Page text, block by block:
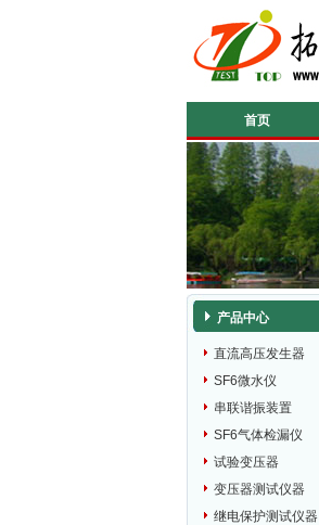
首页
产品中心
直流高压发生器
SF6微水仪
串联谐振装置
SF6气体检漏仪
试验变压器
变压器测试仪器
继电保护测试仪器